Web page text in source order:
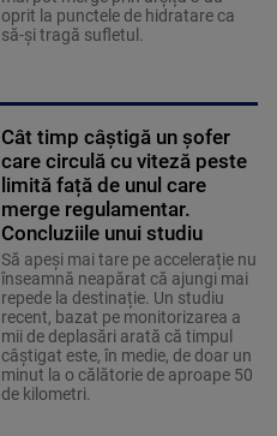
oprit la punctele de hidratare ca
să-și tragă sufletul.
Cât timp câștigă un șofer
care circulă cu viteză peste
limită față de unul care
merge regulamentar.
Concluziile unui studiu
Să apeși mai tare pe accelerație nu
înseamnă neapărat că ajungi mai
repede la destinație. Un studiu
recent, bazat pe monitorizarea a
mii de deplasări arată că timpul
câștigat este, în medie, de doar un
minut la o călătorie de aproape 50
de kilometri.